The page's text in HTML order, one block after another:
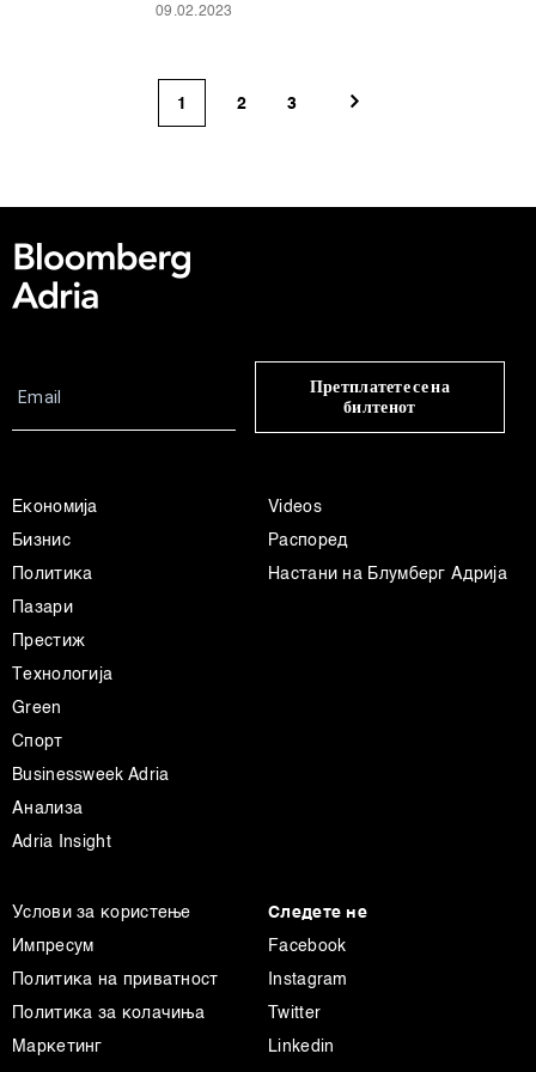
09.02.2023
1 2 3
Претплатете се на
билтенот
Економија
Бизнис
Политика
Пазари
Престиж
Технологија
Green
Спорт
Businessweek Adria
Анализа
Adria Insight
Videos
Распоред
Настани на Блумберг Адрија
Услови за користење
Импресум
Политика на приватност
Политика за колачиња
Маркетинг
Следете не
Facebook
Instagram
Twitter
Linkedin